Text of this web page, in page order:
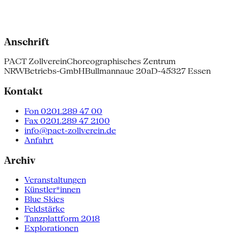
Anschrift
PACT ZollvereinChoreographisches Zentrum
NRWBetriebs-GmbHBullmannaue 20aD-45327 Essen
Kontakt
Fon 0201.289 47 00
Fax 0201.289 47 2100
info@pact-zollverein.de
Anfahrt
Archiv
Veranstaltungen
Künstler*innen
Blue Skies
Feldstärke
Tanzplattform 2018
Explorationen